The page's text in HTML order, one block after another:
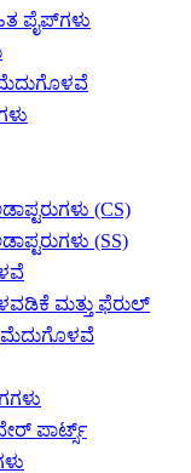
ಪೈಪ್‌ಗಳು
(CS)
(SS)
ಮತ್ತು ಫೆರುಲ್
ಮೆದುಗೊಳವೆ
ಪಾರ್ಟ್ಸ್